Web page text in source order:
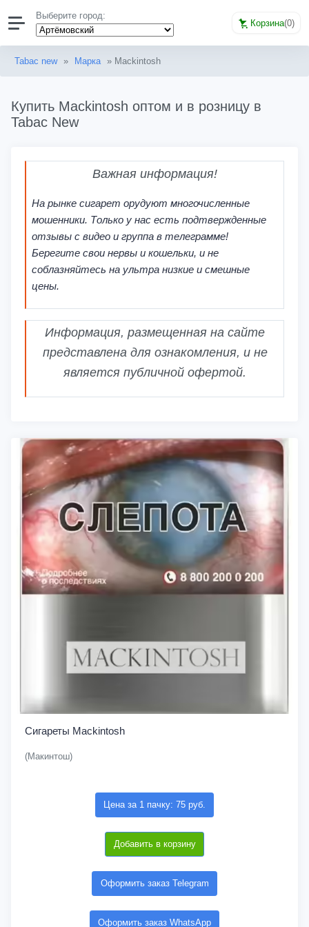
Выберите город:
Корзина(0)
Tabac new » Марка » Mackintosh
Купить Mackintosh оптом и в розницу в
Tabac New
Важная информация!
На рынке сигарет орудуют многочисленные
мошенники. Только у нас есть подтвержденные
отзывы с видео и группа в телеграмме!
Берегите свои нервы и кошельки, и не
соблазняйтесь на ультра низкие и смешные
цены.
Информация, размещенная на сайте
представлена для ознакомления, и не
является публичной офертой.
Сигареты Mackintosh
(Макинтош)
Цена за 1 пачку: 75 руб.
Добавить в корзину
Оформить заказ Telegram
Оформить заказ WhatsApp